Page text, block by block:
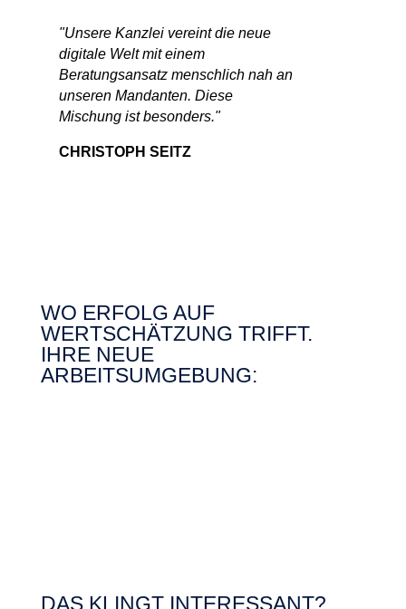
"Unsere Kanzlei vereint die neue
digitale Welt mit einem
Beratungsansatz menschlich nah an
unseren Mandanten. Diese
Mischung ist besonders."
CHRISTOPH SEITZ
WO ERFOLG AUF
WERTSCHÄTZUNG TRIFFT.
IHRE NEUE
ARBEITSUMGEBUNG:
DAS KLINGT INTERESSANT?